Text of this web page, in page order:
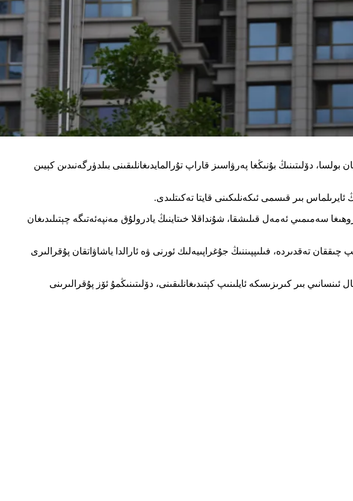
بولسا، دۆلىتىنىڭ بۇنىڭغا پەرۋاسىز قاراپ تۇرالمايدىغانلىقىنى بىلدۈرگەنىدىن كېيىن
ئايرىلماس بىر قىسمى ئىكەنلىكىنى قايتا تەكىتلىدى.
روھىغا سەمىمىي ئەمەل قىلىشقا، شۇنداقلا خىتاينىڭ يادرولۇق مەنپەئەتىگە چېتىلىدىغان
تەقدىردە، فىلىپپىننىڭ جۇغراپىيەلىك ئورنى ۋە ئارالدا ياشاۋاتقان پۇقرالىرى
بىر كىرىزىسكە ئايلىنىپ كېتىدىغانلىقىنى، دۆلىتىنىڭمۇ ئۆز پۇقرالىرىنى